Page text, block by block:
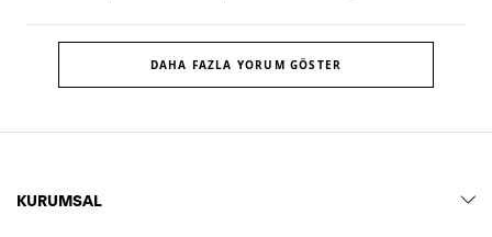
DAHA FAZLA YORUM GÖSTER
KURUMSAL